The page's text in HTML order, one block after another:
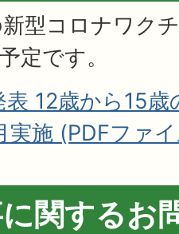
型コロナワク
定です。
表 12歳から15
実施 (PDFファ
関するお